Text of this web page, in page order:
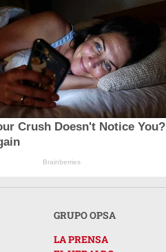
Crush Doesn't Notice You?
Brainberries
GRUPO OPSA
LA PRENSA